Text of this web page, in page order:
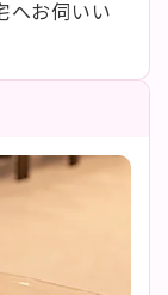
へお伺いい